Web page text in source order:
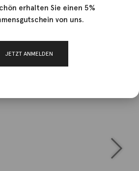
erhalten Sie einen 5%
von uns.
JETZT ANMELDEN